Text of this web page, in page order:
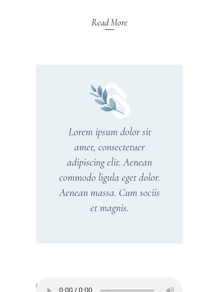
Read More
Lorem ipsum dolor sit
amet, consectetuer
adipiscing elit. Aenean
commodo ligula eget dolor.
Aenean massa. Cum sociis
et magnis.